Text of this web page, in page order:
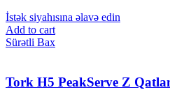
İstək siyahısına əlavə edin
Add to cart
Sürətli Bax
Tork H5 PeakServe Z